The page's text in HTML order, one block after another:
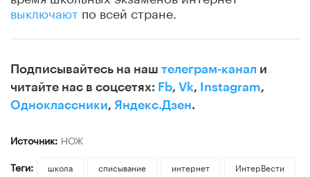
выключают по всей стране.
Подписывайтесь на наш телеграм-канал и
читайте нас в соцсетях: Fb, Vk, Instagram,
Одноклассники, Яндекс.Дзен.
Источник: НОЖ
Теги:
школа списывание интернет
ИнтерВести